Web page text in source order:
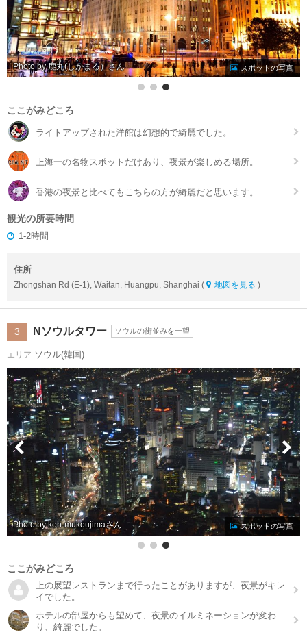
Photo by 鹿丸(しかまる） スポットの写真
ここがみどころ
ライトアップされた洋館は幻想的で綺麗でした。
上海一の名物スポットだけあり、夜景が楽しめる場所。
香港の夜景と比べてもこちらの方が綺麗だと思います。
観光の所要時間
1-2時間
住所
Zhongshan Rd (E-1), Waitan, Huangpu, Shanghai ( 地図を見る )
3 Nソウルタワー ソウルの街並みを一望
エリア ソウル(韓国)
Photo by koh-mukoujima スポットの写真
ここがみどころ
上の展望レストランまで行ったことがありますが、夜景がキレ
イでした。
ホテルの部屋からも望めて、夜景のイルミネーションが変わ
り、綺麗でした。